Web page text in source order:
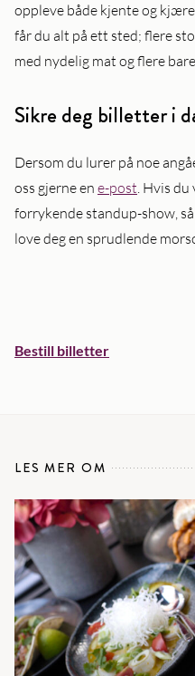
oppleve både kjente og
får du alt på ett sted; flere
med nydelig mat og flere
Sikre deg billetter i
Dersom du lurer på noe
oss gjerne en e-post . Hvis
forrykende standup-show,
love deg en sprudlende
Bestill billetter
LES MER OM